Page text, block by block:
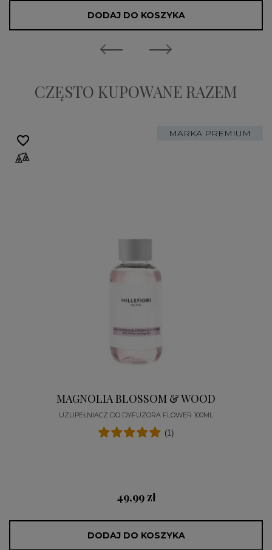
DODAJ DO KOSZYKA
CZĘSTO KUPOWANE RAZEM
MARKA PREMIUM
MAGNOLIA BLOSSOM & WOOD
UZUPEŁNIACZ DO DYFUZORA FLOWER 100ML
(1)
49,99 zł
DODAJ DO KOSZYKA
favorite_border